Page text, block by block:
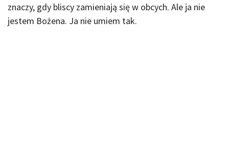
znaczy, gdy bliscy zamieniają się w obcych. Ale ja nie
jestem Bożena. Ja nie umiem tak.